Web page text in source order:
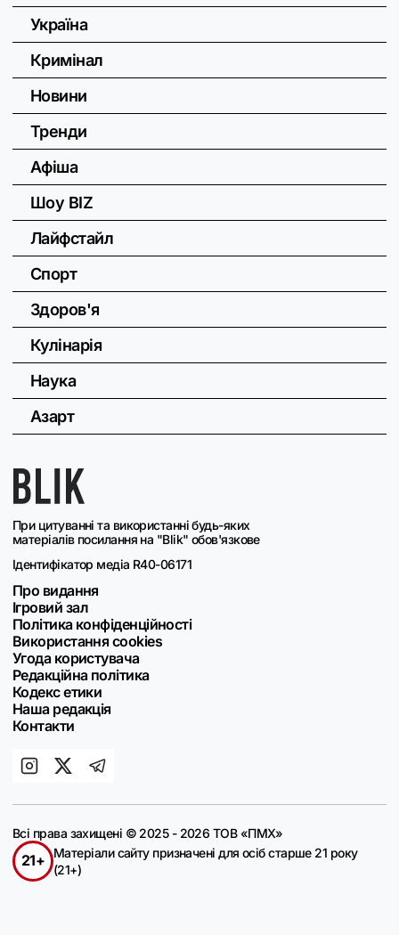
При цитуванні та використанні будь-яких
матеріалів посилання на "Blik" обов'язкове
Ідентифікатор медіа R40-06171
Про видання
Ігровий зал
Політика конфіденційності
Використання cookies
Угода користувача
Редакційна політика
Кодекс етики
Наша редакція
Контакти
Україна
Кримінал
Новини
Тренди
Афіша
Шоу BIZ
Лайфстайл
Спорт
Здоров'я
Кулінарія
Наука
Азарт
Всі права захищені © 2025 - 2026 ТОВ «ПМХ»
21+
Матеріали сайту призначені для осіб старше 21 року
(21+)